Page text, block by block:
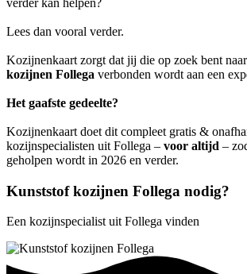
verder kan helpen?
Lees dan vooral verder.
Kozijnenkaart zorgt dat jij die op zoek bent naar
kozijnen Follega verbonden wordt aan een
Het gaafste gedeelte?
Kozijnenkaart doet dit compleet gratis &
kozijnspecialisten uit Follega – voor altijd –
geholpen wordt in 2026 en verder.
Kunststof kozijnen Follega nodig?
Een kozijnspecialist uit Follega vinden